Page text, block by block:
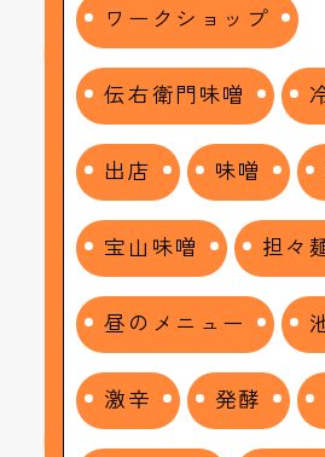
ワークショップ
伝右衛門味噌
出店 味噌
宝山味噌 担々
昼のメニュー
激辛 発酵